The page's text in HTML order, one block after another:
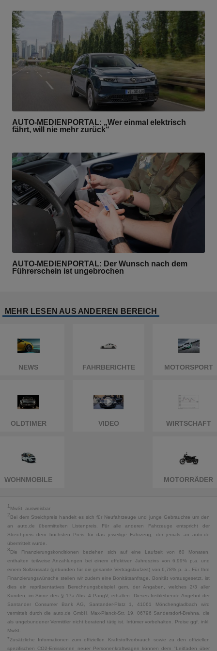
AUTO-MEDIENPORTAL: „Wer einmal elektrisch
fährt, will nie mehr zurück“
AUTO-MEDIENPORTAL: Der Wunsch nach dem
Führerschein ist ungebrochen
MEHR LESEN AUS ANDEREN BEREICH
NEWS FAHRBERICHTE MOTORSPORT
OLDTIMER VIDEO WIRTSCHAFT
WOHNMOBILE MOTORRÄDER
1MwSt. ausweisbar
2Bei dem Streichpreis handelt es sich für Neufahrzeuge und junge Gebrauchte um den
an auto.de übermittelten Listenpreis. Für alle anderen Fahrzeuge entspricht der
Streichpreis dem höchsten Preis für das jeweilige Fahrzeug, der jemals an auto.de
übermittelt wurde.
3Die Finanzierungskonditionen beziehen sich auf eine Laufzeit von 60 Monaten,
enthalten teilweise Anzahlungen bei einem effektiven Jahreszins von 6,99% p.a. und
einem Sollzinssatz (gebunden für die gesamte Vertragslaufzeit) von 6,78% p. a.. Für Ihre
Finanzierungswünsche stellen wir zudem eine Bonitätsanfrage. Bonität vorausgesetzt, ist
dies ein repräsentatives Berechnungsbeispiel gem. der Angaben, welches 2/3 aller
Kunden, im Sinne des § 17a Abs. 4 PangV, erhalten. Dieses freibleibende Angebot der
Santander Consumer Bank AG, Santander-Platz 1, 41061 Mönchengladbach wird
vermittelt durch die auto.de GmbH, Max-Planck-Str. 19, 06796 Sandersdorf-Brehna, die
als ungebundener Vermittler nicht beratend tätig ist. Irrtümer vorbehalten. Preise ggf. inkl.
MwSt.
*Zusätzliche Informationen zum offiziellen Kraftstoffverbrauch sowie zu den offiziellen
spezifischen CO2-Emissionen neuer Personenkraftwagen können dem "Leitfaden über